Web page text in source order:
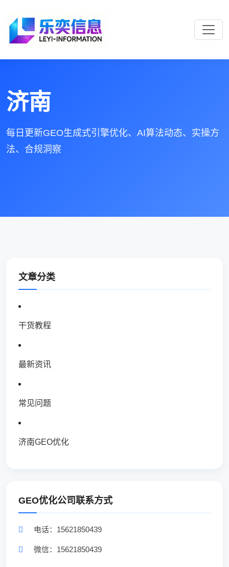
济南
每日更新GEO生成式引擎优化、AI算法动态、实操方
法、合规洞察
文章分类
干货教程
最新资讯
常见问题
济南GEO优化
GEO优化公司联系方式
电话：15621850439
微信：15621850439